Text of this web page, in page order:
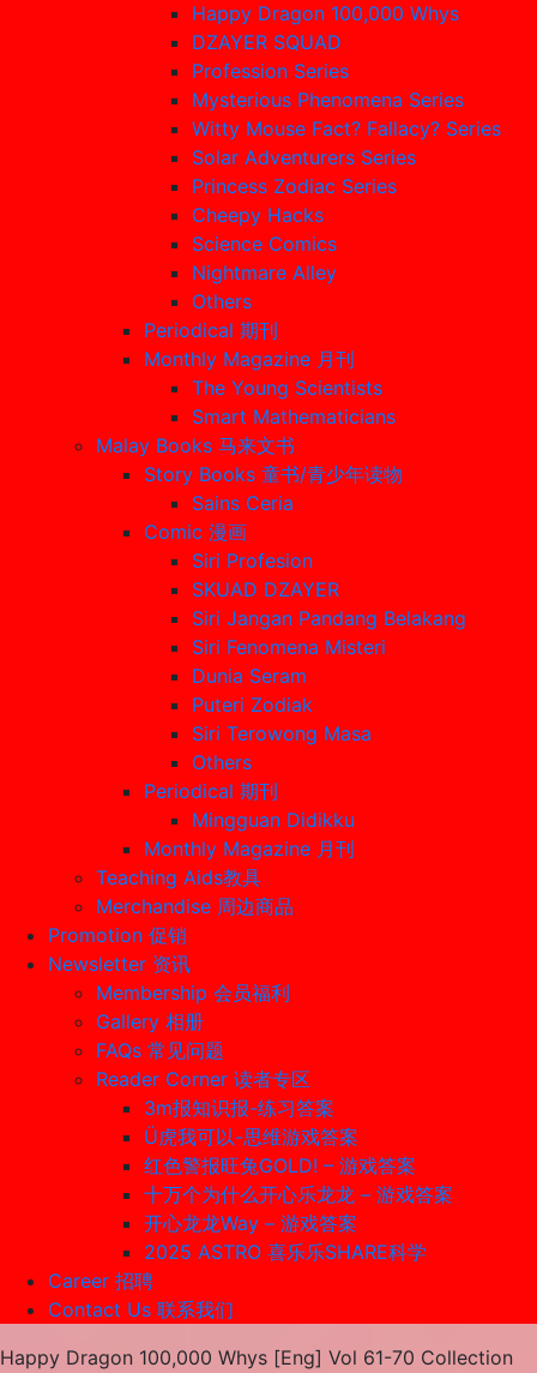
Happy Dragon 100,000 Whys
DZAYER SQUAD
Profession Series
Mysterious Phenomena Series
Witty Mouse Fact? Fallacy? Series
Solar Adventurers Series
Princess Zodiac Series
Cheepy Hacks
Science Comics
Nightmare Alley
Others
Periodical 期刊
Monthly Magazine 月刊
The Young Scientists
Smart Mathematicians
Malay Books 马来文书
Story Books 童书/青少年读物
Sains Ceria
Comic 漫画
Siri Profesion
SKUAD DZAYER
Siri Jangan Pandang Belakang
Siri Fenomena Misteri
Dunia Seram
Puteri Zodiak
Siri Terowong Masa
Others
Periodical 期刊
Mingguan Didikku
Monthly Magazine 月刊
Teaching Aids教具
Merchandise 周边商品
Promotion 促销
Newsletter 资讯
Membership 会员福利
Gallery 相册
FAQs 常见问题
Reader Corner 读者专区
3m报知识报-练习答案
Ü虎我可以-思维游戏答案
红色警报旺兔GOLD! – 游戏答案
十万个为什么开心乐龙龙 – 游戏答案
开心龙龙Way – 游戏答案
2025 ASTRO 喜乐乐SHARE科学
Career 招聘
Contact Us 联系我们
Happy Dragon 100,000 Whys [Eng] Vol 61-70 Collection